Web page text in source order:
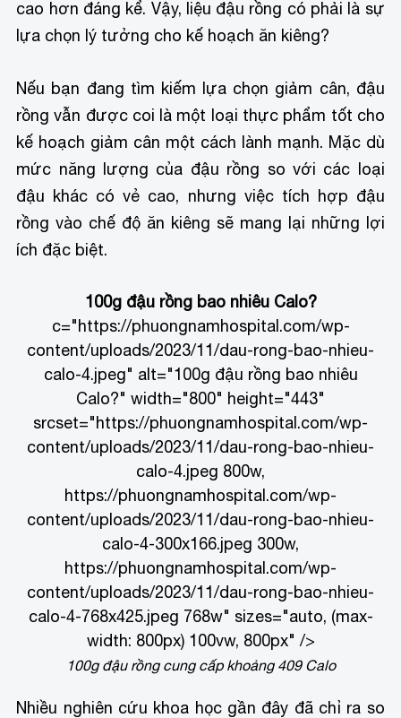
cao hơn đáng kể. Vậy, liệu đậu rồng có phải là sự
lựa chọn lý tưởng cho kế hoạch ăn kiêng?
Nếu bạn đang tìm kiếm lựa chọn giảm cân, đậu
rồng vẫn được coi là một loại thực phẩm tốt cho
kế hoạch giảm cân một cách lành mạnh. Mặc dù
mức năng lượng của đậu rồng so với các loại
đậu khác có vẻ cao, nhưng việc tích hợp đậu
rồng vào chế độ ăn kiêng sẽ mang lại những lợi
ích đặc biệt.
100g đậu rồng bao nhiêu Calo?
c="https://phuongnamhospital.com/wp-
content/uploads/2023/11/dau-rong-bao-nhieu-
calo-4.jpeg" alt="100g đậu rồng bao nhiêu
Calo?" width="800" height="443"
srcset="https://phuongnamhospital.com/wp-
content/uploads/2023/11/dau-rong-bao-nhieu-
calo-4.jpeg 800w,
https://phuongnamhospital.com/wp-
content/uploads/2023/11/dau-rong-bao-nhieu-
calo-4-300x166.jpeg 300w,
https://phuongnamhospital.com/wp-
content/uploads/2023/11/dau-rong-bao-nhieu-
calo-4-768x425.jpeg 768w" sizes="auto, (max-
width: 800px) 100vw, 800px" />
100g đậu rồng cung cấp khoảng 409 Calo
Nhiều nghiên cứu khoa học gần đây đã chỉ ra so